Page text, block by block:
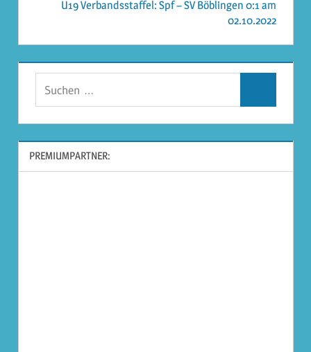
U19 Verbandsstaffel: Spf – SV Böblingen 0:1 am
02.10.2022
PREMIUMPARTNER: